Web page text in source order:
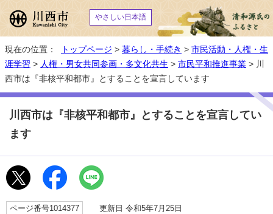
やさしい日本語
現在の位置： トップページ > 暮らし・手続き > 市民活動・人権・生
涯学習 > 人権・男女共同参画・多文化共生 > 市民平和推進事業 > 川
西市は『非核平和都市』とすることを宣言しています
川西市は『非核平和都市』とすることを宣言してい
ます
ページ番号1014377 更新日 令和5年7月25日